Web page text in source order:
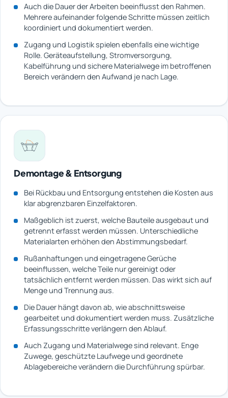
Auch die Dauer der Arbeiten beeinflusst den Rahmen.
Mehrere aufeinander folgende Schritte müssen zeitlich
koordiniert und dokumentiert werden.
Zugang und Logistik spielen ebenfalls eine wichtige
Rolle. Geräteaufstellung, Stromversorgung,
Kabelführung und sichere Materialwege im betroffenen
Bereich verändern den Aufwand je nach Lage.
Demontage & Entsorgung
Bei Rückbau und Entsorgung entstehen die Kosten aus
klar abgrenzbaren Einzelfaktoren.
Maßgeblich ist zuerst, welche Bauteile ausgebaut und
getrennt erfasst werden müssen. Unterschiedliche
Materialarten erhöhen den Abstimmungsbedarf.
Rußanhaftungen und eingetragene Gerüche
beeinflussen, welche Teile nur gereinigt oder
tatsächlich entfernt werden müssen. Das wirkt sich auf
Menge und Trennung aus.
Die Dauer hängt davon ab, wie abschnittsweise
gearbeitet und dokumentiert werden muss. Zusätzliche
Erfassungsschritte verlängern den Ablauf.
Auch Zugang und Materialwege sind relevant. Enge
Zuwege, geschützte Laufwege und geordnete
Ablagebereiche verändern die Durchführung spürbar.